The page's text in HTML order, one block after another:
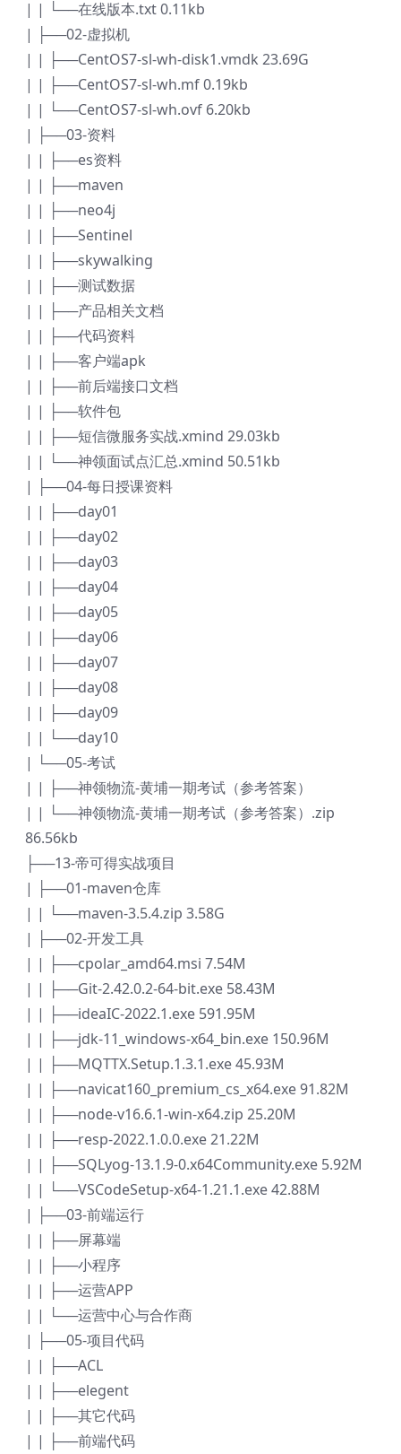
| | └──在线版本.txt 0.11kb
| ├──02-虚拟机
| | ├──CentOS7-sl-wh-disk1.vmdk 23.69G
| | ├──CentOS7-sl-wh.mf 0.19kb
| | └──CentOS7-sl-wh.ovf 6.20kb
| ├──03-资料
| | ├──es资料
| | ├──maven
| | ├──neo4j
| | ├──Sentinel
| | ├──skywalking
| | ├──测试数据
| | ├──产品相关文档
| | ├──代码资料
| | ├──客户端apk
| | ├──前后端接口文档
| | ├──软件包
| | ├──短信微服务实战.xmind 29.03kb
| | └──神领面试点汇总.xmind 50.51kb
| ├──04-每日授课资料
| | ├──day01
| | ├──day02
| | ├──day03
| | ├──day04
| | ├──day05
| | ├──day06
| | ├──day07
| | ├──day08
| | ├──day09
| | └──day10
| └──05-考试
| | ├──神领物流-黄埔一期考试（参考答案）
| | └──神领物流-黄埔一期考试（参考答案）.zip
86.56kb
├──13-帝可得实战项目
| ├──01-maven仓库
| | └──maven-3.5.4.zip 3.58G
| ├──02-开发工具
| | ├──cpolar_amd64.msi 7.54M
| | ├──Git-2.42.0.2-64-bit.exe 58.43M
| | ├──ideaIC-2022.1.exe 591.95M
| | ├──jdk-11_windows-x64_bin.exe 150.96M
| | ├──MQTTX.Setup.1.3.1.exe 45.93M
| | ├──navicat160_premium_cs_x64.exe 91.82M
| | ├──node-v16.6.1-win-x64.zip 25.20M
| | ├──resp-2022.1.0.0.exe 21.22M
| | ├──SQLyog-13.1.9-0.x64Community.exe 5.92M
| | └──VSCodeSetup-x64-1.21.1.exe 42.88M
| ├──03-前端运行
| | ├──屏幕端
| | ├──小程序
| | ├──运营APP
| | └──运营中心与合作商
| ├──05-项目代码
| | ├──ACL
| | ├──elegent
| | ├──其它代码
| | ├──前端代码